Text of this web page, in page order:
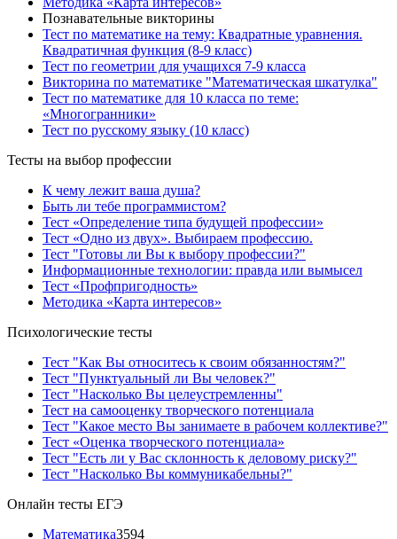
Познавательные викторины
Тест по математике на тему: Квадратные уравнения.
Квадратичная функция (8-9 класс)
Тест по геометрии для учащихся 7-9 класса
Викторина по математике "Математическая шкатулка"
Тест по математике для 10 класса по теме:
«Многогранники»
Тест по русскому языку (10 класс)
Тесты на выбор профессии
К чему лежит ваша душа?
Быть ли тебе программистом?
Тест «Определение типа будущей профессии»
Тест «Одно из двух». Выбираем профессию.
Тест "Готовы ли Вы к выбору профессии?"
Информационные технологии: правда или вымысел
Тест «Профпригодность»
Методика «Карта интересов»
Психологические тесты
Тест "Как Вы относитесь к своим обязанностям?"
Тест "Пунктуальный ли Вы человек?"
Тест "Насколько Вы целеустремленны"
Тест на самооценку творческого потенциала
Тест "Какое место Вы занимаете в рабочем коллективе?"
Тест «Оценка творческого потенциала»
Тест "Есть ли у Вас склонность к деловому риску?"
Тест "Насколько Вы коммуникабельны?"
Онлайн тесты ЕГЭ
Математика3594